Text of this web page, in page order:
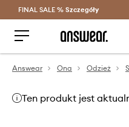
Oszczędzaj
FINAL SALE % Szczegóły
Answear Ona Odzież
Ten produkt jest